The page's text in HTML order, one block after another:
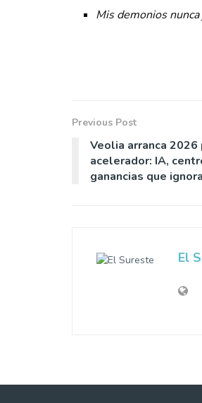
Mis demonios
Previous Post
Veolia arranca
acelerador: IA,
ganancias que
El